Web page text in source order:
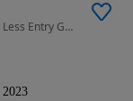
1598 cm3 • 145 CP • Faruri Full Led, Distronic, Key Less Entry Go,Linne Assist
2023